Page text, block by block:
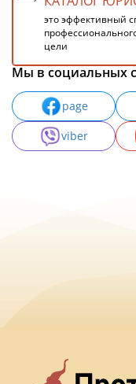
это эффективный
цели
Мы в социальных
page
viber